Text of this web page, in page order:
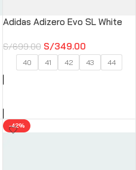
Adidas Adizero Evo SL White
S/699.00 S/349.00
40 41 42 43 44
-42%